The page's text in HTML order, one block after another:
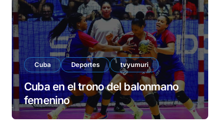
e
o
Cuba Deportes tvyumuri
Cuba en el trono del balonmano
femenino